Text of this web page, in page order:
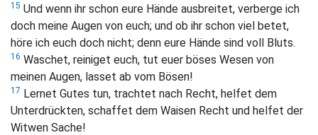
15 Und wenn ihr schon eure Hände ausbreitet, verberge ich
doch meine Augen von euch; und ob ihr schon viel betet,
höre ich euch doch nicht; denn eure Hände sind voll Bluts.
16 Waschet, reiniget euch, tut euer böses Wesen von
meinen Augen, lasset ab vom Bösen!
17 Lernet Gutes tun, trachtet nach Recht, helfet dem
Unterdrückten, schaffet dem Waisen Recht und helfet der
Witwen Sache!